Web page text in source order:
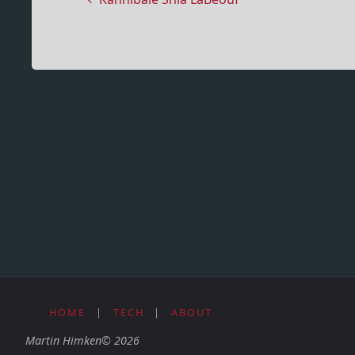
HOME | TECH | ABOUT
Martin Himken© 2026